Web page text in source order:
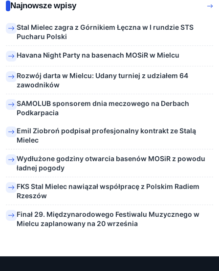
Najnowsze wpisy
Stal Mielec zagra z Górnikiem Łęczna w I rundzie STS
Pucharu Polski
Havana Night Party na basenach MOSiR w Mielcu
Rozwój darta w Mielcu: Udany turniej z udziałem 64
zawodników
SAMOLUB sponsorem dnia meczowego na Derbach
Podkarpacia
Emil Ziobroń podpisał profesjonalny kontrakt ze Stalą
Mielec
Wydłużone godziny otwarcia basenów MOSiR z powodu
ładnej pogody
FKS Stal Mielec nawiązał współpracę z Polskim Radiem
Rzeszów
Finał 29. Międzynarodowego Festiwalu Muzycznego w
Mielcu zaplanowany na 20 września